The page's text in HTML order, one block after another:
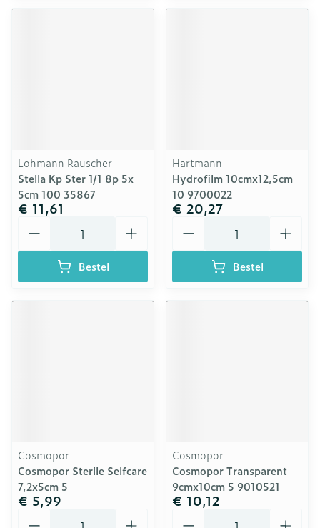
Lohmann Rauscher
Stella Kp Ster 1/1 8p 5x
5cm 100 35867
€ 11,61
Bestel
Hartmann
Hydrofilm 10cmx12,5cm
10 9700022
€ 20,27
Bestel
Cosmopor
Cosmopor Sterile Selfcare
7,2x5cm 5
€ 5,99
Cosmopor
Cosmopor Transparent
9cmx10cm 5 9010521
€ 10,12